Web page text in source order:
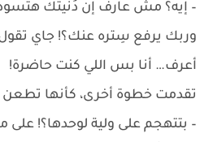
– إيه؟ مش عارف إن دُنيتك
وربك يرفع سِتره عنك؟! جاي تقول
أعرف… أنا بس اللي كنت حاضرة!
تقدمت خطوة أخرى، كأنها تطعن
– بتتهجم على ولية لوحدها؟!